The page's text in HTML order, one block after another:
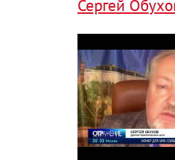
Сергей